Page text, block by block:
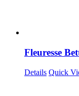
Fleuresse
Details Quick